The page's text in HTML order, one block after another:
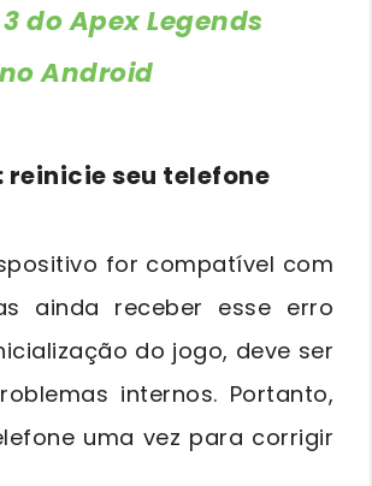
do Apex Legends
Android
reinicie seu telefone
for compatível com
ainda receber esse erro
do jogo, deve ser
internos. Portanto,
uma vez para corrigir